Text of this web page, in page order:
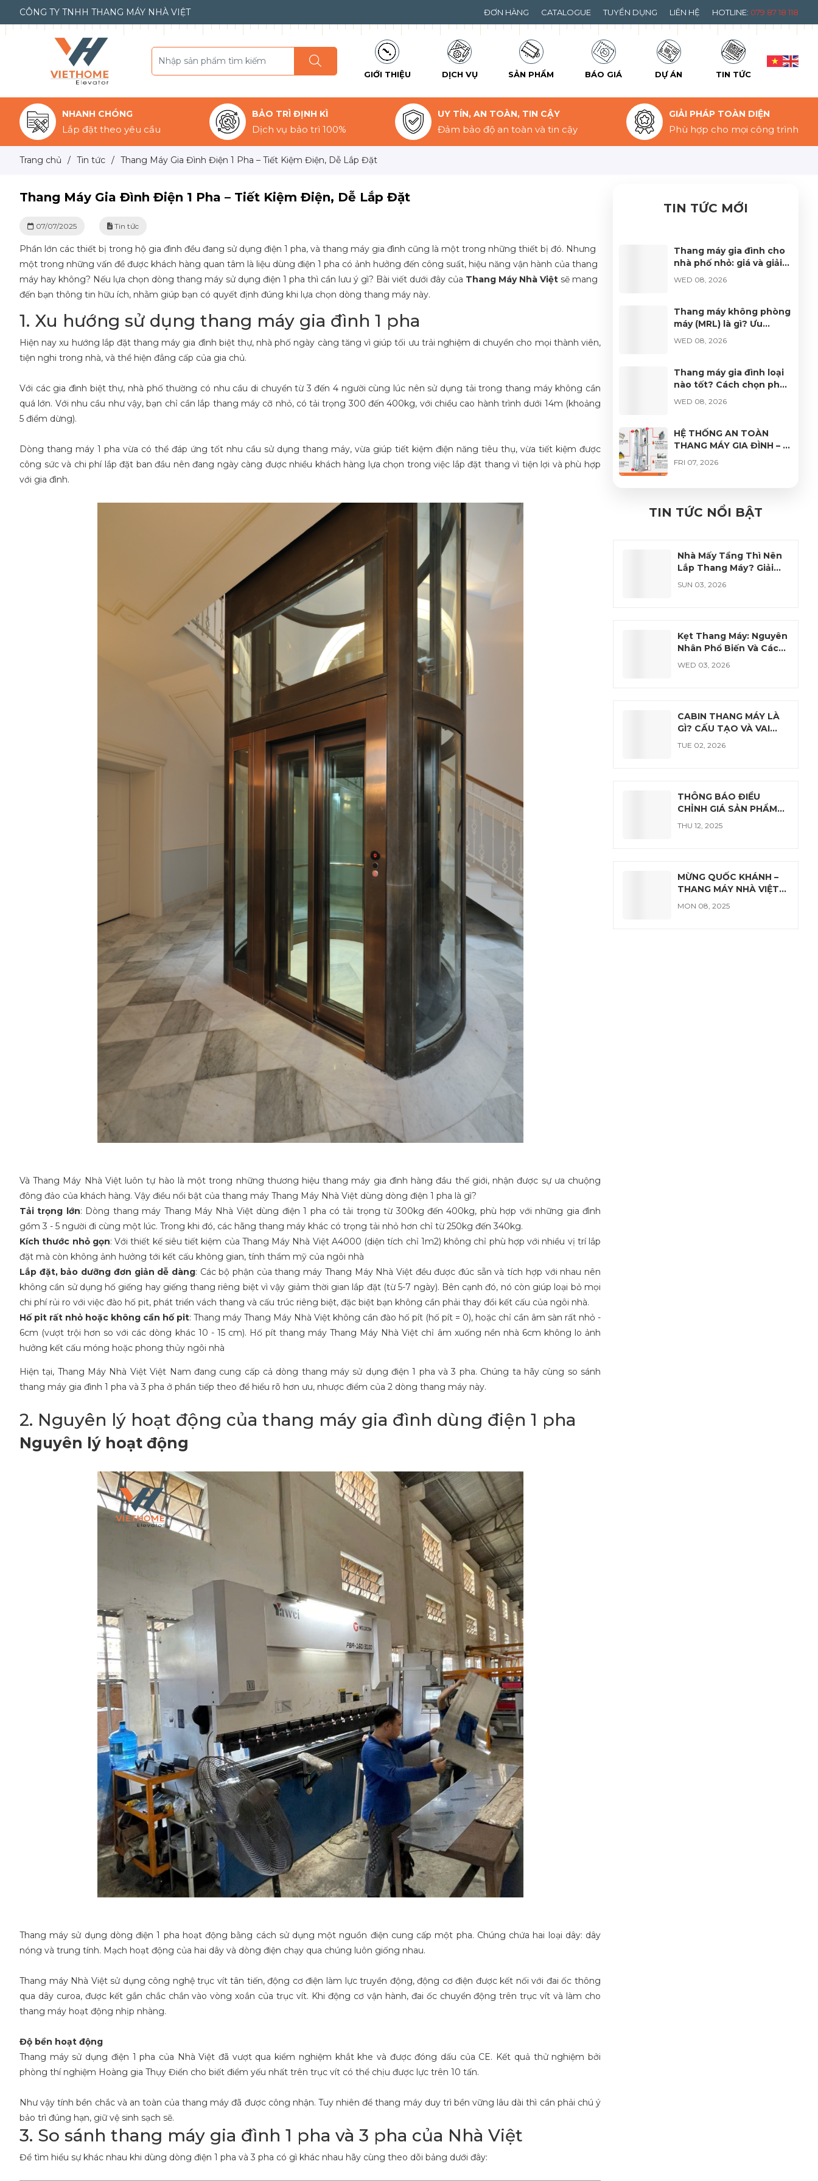
CÔNG TY TNHH THANG MÁY NHÀ VIỆT ĐƠN HÀNG CATALOGUE TUYỂN DỤNG LIÊN HỆ HOTLINE: 079 87 18 118
GIỚI THIỆU DỊCH VỤ SẢN PHẨM BÁO GIÁ DỰ ÁN TIN TỨC
NHANH CHÓNG
Lắp đặt theo yêu cầu
BẢO TRÌ ĐỊNH KÌ
Dịch vụ bảo trì 100%
UY TÍN, AN TOÀN, TIN CẬY
Đảm bảo độ an toàn và tin cậy
GIẢI PHÁP TOÀN DIỆN
Phù hợp cho mọi công trình
Trang chủ / Tin tức / Thang Máy Gia Đình Điện 1 Pha – Tiết Kiệm Điện, Dễ Lắp Đặt
Thang Máy Gia Đình Điện 1 Pha – Tiết Kiệm Điện, Dễ Lắp Đặt
07/07/2025 Tin tức
Phần lớn các thiết bị trong hộ gia đình đều đang sử dụng điện 1 pha, và thang máy gia đình cũng là một trong những thiết bị đó. Nhưng
một trong những vấn đề được khách hàng quan tâm là liệu dùng điện 1 pha có ảnh hưởng đến công suất, hiệu năng vận hành của thang
máy hay không? Nếu lựa chọn dòng thang máy sử dụng điện 1 pha thì cần lưu ý gì? Bài viết dưới đây của Thang Máy Nhà Việt sẽ mang
đến bạn thông tin hữu ích, nhằm giúp bạn có quyết định đúng khi lựa chọn dòng thang máy này.
1. Xu hướng sử dụng thang máy gia đình 1 pha
Hiện nay xu hướng lắp đặt thang máy gia đình biệt thự, nhà phố ngày càng tăng vì giúp tối ưu trải nghiệm di chuyển cho mọi thành viên,
tiện nghi trong nhà, và thể hiện đẳng cấp của gia chủ.
Với các gia đình biệt thự, nhà phố thường có nhu cầu di chuyển từ 3 đến 4 người cùng lúc nên sử dụng tải trong thang máy không cần
quá lớn. Với nhu cầu như vậy, bạn chỉ cần lắp thang máy cỡ nhỏ, có tải trọng 300 đến 400kg, với chiều cao hành trình dưới 14m (khoảng
5 điểm dừng).
Dòng thang máy 1 pha vừa có thể đáp ứng tốt nhu cầu sử dụng thang máy, vừa giúp tiết kiệm điện năng tiêu thụ, vừa tiết kiệm được
công sức và chi phí lắp đặt ban đầu nên đang ngày càng được nhiều khách hàng lựa chọn trong việc lắp đặt thang vì tiện lợi và phù hợp
với gia đình.
Và Thang Máy Nhà Việt luôn tự hào là một trong những thương hiệu thang máy gia đình hàng đầu thế giới, nhận được sự ưa chuộng
đông đảo của khách hàng. Vậy điều nổi bật của thang máy Thang Máy Nhà Việt dùng dòng điện 1 pha là gì?
Tải trọng lớn: Dòng thang máy Thang Máy Nhà Việt dùng điện 1 pha có tải trọng từ 300kg đến 400kg, phù hợp với những gia đình
gồm 3 - 5 người đi cùng một lúc. Trong khi đó, các hãng thang máy khác có trọng tải nhỏ hơn chỉ từ 250kg đến 340kg.
Kích thước nhỏ gọn: Với thiết kế siêu tiết kiệm của Thang Máy Nhà Việt A4000 (diện tích chỉ 1m2) không chỉ phù hợp với nhiều vị trí lắp
đặt mà còn không ảnh hưởng tới kết cấu không gian, tính thẩm mỹ của ngôi nhà
Lắp đặt, bảo dưỡng đơn giản dễ dàng: Các bộ phận của thang máy Thang Máy Nhà Việt đều được đúc sẵn và tích hợp với nhau nên
không cần sử dụng hố giếng hay giếng thang riêng biệt vì vậy giảm thời gian lắp đặt (từ 5-7 ngày). Bên cạnh đó, nó còn giúp loại bỏ mọi
chi phí rủi ro với việc đào hố pit, phát triển vách thang và cấu trúc riêng biệt, đặc biệt bạn không cần phải thay đổi kết cấu của ngôi nhà.
Hố pit rất nhỏ hoặc không cần hố pit: Thang máy Thang Máy Nhà Việt không cần đào hố pít (hố pít = 0), hoặc chỉ cần âm sàn rất nhỏ -
6cm (vượt trội hơn so với các dòng khác 10 - 15 cm). Hố pít thang máy Thang Máy Nhà Việt chỉ âm xuống nền nhà 6cm không lo ảnh
hưởng kết cấu móng hoặc phong thủy ngôi nhà
Hiện tại, Thang Máy Nhà Việt Việt Nam đang cung cấp cả dòng thang máy sử dụng điện 1 pha và 3 pha. Chúng ta hãy cùng so sánh
thang máy gia đình 1 pha và 3 pha ở phần tiếp theo để hiểu rõ hơn ưu, nhược điểm của 2 dòng thang máy này.
2. Nguyên lý hoạt động của thang máy gia đình dùng điện 1 pha
Nguyên lý hoạt động
Thang máy sử dụng dòng điện 1 pha hoạt động bằng cách sử dụng một nguồn điện cung cấp một pha. Chúng chứa hai loại dây: dây
nóng và trung tính. Mạch hoạt động của hai dây và dòng điện chạy qua chúng luôn giống nhau.
Thang máy Nhà Việt sử dụng công nghệ trục vít tân tiến, động cơ điện làm lực truyền động, động cơ điện được kết nối với đai ốc thông
qua dây curoa, được kết gắn chắc chắn vào vòng xoắn của trục vít. Khi động cơ vận hành, đai ốc chuyển động trên trục vít và làm cho
thang máy hoạt động nhịp nhàng.
Độ bền hoạt động
Thang máy sử dụng điện 1 pha của Nhà Việt đã vượt qua kiểm nghiệm khắt khe và được đóng dấu của CE. Kết quả thử nghiệm bởi
phòng thí nghiệm Hoàng gia Thụy Điển cho biết điểm yếu nhất trên trục vít có thể chịu được lực trên 10 tấn.
Như vậy tính bền chắc và an toàn của thang máy đã được công nhận. Tuy nhiên để thang máy duy trì bền vững lâu dài thì cần phải chú ý
bảo trì đúng hạn, giữ vệ sinh sạch sẽ.
3. So sánh thang máy gia đình 1 pha và 3 pha của Nhà Việt
Để tìm hiểu sự khác nhau khi dùng dòng điện 1 pha và 3 pha có gì khác nhau hãy cùng theo dõi bảng dưới đây:
TIN TỨC MỚI
Thang máy gia đình cho
nhà phố nhỏ: giá và giải
pháp 2026
WED 08, 2026
Thang máy không phòng
máy (MRL) là gì? Ưu
nhược điểm và giá 2026
WED 08, 2026
Thang máy gia đình loại
nào tốt? Cách chọn phù
hợp 2026
WED 08, 2026
HỆ THỐNG AN TOÀN
THANG MÁY GIA ĐÌNH – 4
LỚP BẢO VỆ QUAN
TRỌNG GIÚP VẬN HÀNH
FRI 07, 2026
đình bao nhiêu? Bảng giá
2026 & kinh nghiệm chọn
TIN TỨC NỔI BẬT
Nhà Mấy Tầng Thì Nên
Lắp Thang Máy? Giải
Đáp Chi Tiết
SUN 03, 2026
Kẹt Thang Máy: Nguyên
Nhân Phổ Biến Và Cách
Xử Lý An Toàn
WED 03, 2026
CABIN THANG MÁY LÀ
GÌ? CẤU TẠO VÀ VAI
TRÒ QUAN TRỌNG
TUE 02, 2026
THÔNG BÁO ĐIỀU
CHỈNH GIÁ SẢN PHẨM
TỪ 01/01/2026
THU 12, 2025
MỪNG QUỐC KHÁNH –
THANG MÁY NHÀ VIỆT
GIẢM ĐẾN 20 TRIỆU
MON 08, 2025